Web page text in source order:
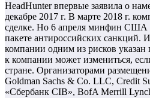
HeadHunter впервые заявила о
декабре 2017 г. В марте 2018 г.
сделке. Но 6 апреля минфин США
пакете антироссийских санкций.
компании одним из рисков
к компании может измениться,
стране. Организаторами
Goldman Sachs & Co. LLC, Credit
«Сбербанк СIB», BofA Merrill